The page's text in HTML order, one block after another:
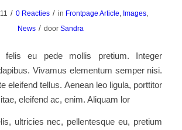
/ 0 Reacties / in Frontpage Article, Images,
News / doorSandra
felis eu pede mollis pretium. Integer
Vivamus elementum semper nisi.
eleifend tellus. Aenean leo ligula, porttitor
eleifend ac, enim. Aliquam lor
ultricies nec, pellentesque eu, pretium